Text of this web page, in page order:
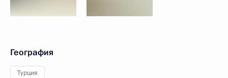
География
Турция